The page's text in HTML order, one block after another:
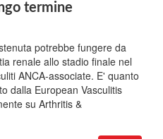
termine
potrebbe fungere da
renale allo stadio finale nel
ANCA-associate. E' quanto
dalla European Vasculitis
su Arthritis &